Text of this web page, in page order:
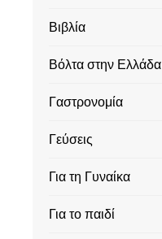
Βιβλία
Βόλτα στην Ελλάδα
Γαστρονομία
Γεύσεις
Για τη Γυναίκα
Για το παιδί